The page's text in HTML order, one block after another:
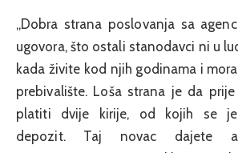
„Dobra strana poslovanja sa
ugovora, što ostali stanodavci ni u
kada živite kod njih godinama i
prebivalište. Loša strana je da
platiti dvije kirije, od kojih se
depozit. Taj novac dajete